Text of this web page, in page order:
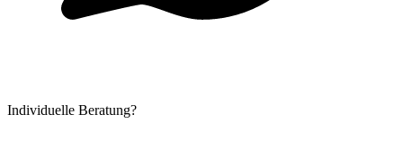
Individuelle Beratung?